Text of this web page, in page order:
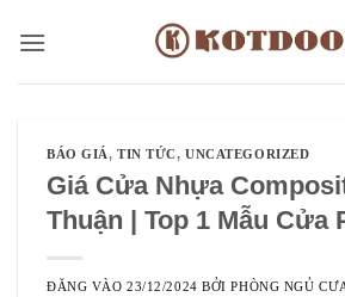
qua
BÁO GIÁ,TIN TỨC,UNCATEGORIZED
Giá Cửa Nhựa
Thuận | Top 1 Mẫu Cửa
ĐĂNG VÀO23/12/2024 BỞIPHÒNG NGỦ